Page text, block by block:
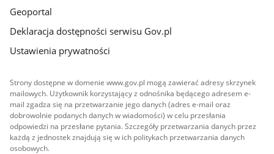
Geoportal
Deklaracja dostępności serwisu Gov.pl
Ustawienia prywatności
Strony dostępne w domenie www.gov.pl mogą zawierać adresy skrzynek
mailowych. Użytkownik korzystający z odnośnika będącego adresem e-
mail zgadza się na przetwarzanie jego danych (adres e-mail oraz
dobrowolnie podanych danych w wiadomości) w celu przesłania
odpowiedzi na przesłane pytania. Szczegóły przetwarzania danych przez
każdą z jednostek znajdują się w ich politykach przetwarzania danych
osobowych.